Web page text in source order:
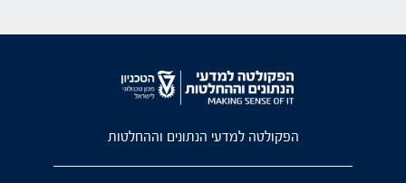
הפקולטה למדעי הנתונים וההחלטות